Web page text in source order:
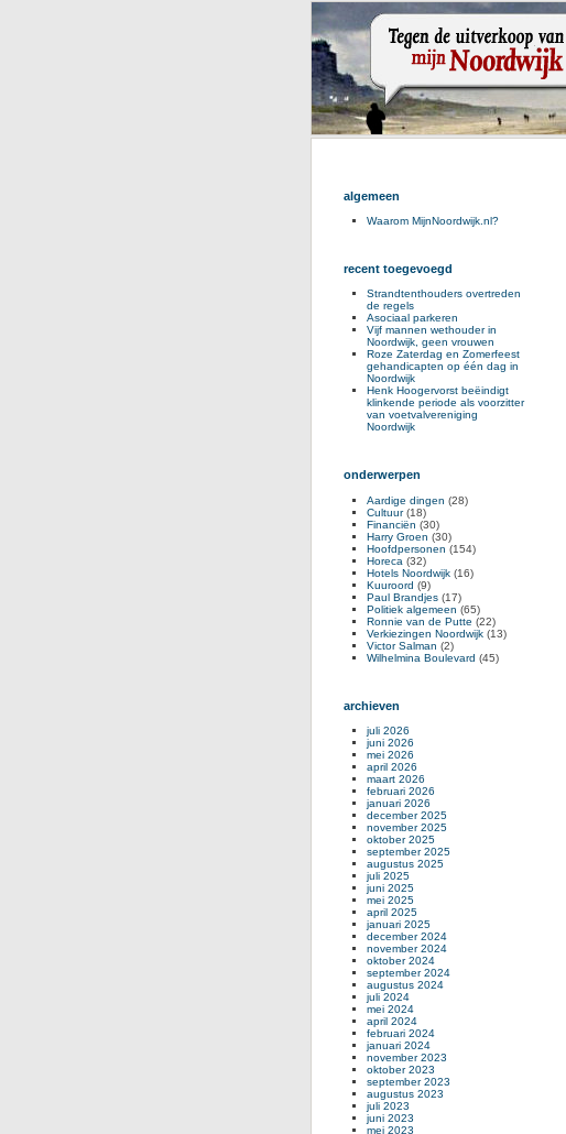
algemeen
Waarom MijnNoordwijk.nl?
recent toegevoegd
Strandtenthouders overtreden
de regels
Asociaal parkeren
Vijf mannen wethouder in
Noordwijk, geen vrouwen
Roze Zaterdag en Zomerfeest
gehandicapten op één dag in
Noordwijk
Henk Hoogervorst beëindigt
klinkende periode als voorzitter
van voetvalvereniging
Noordwijk
onderwerpen
Aardige dingen (28)
Cultuur(18)
Financiën (30)
Harry Groen (30)
Hoofdpersonen (154)
Horeca (32)
Hotels Noordwijk (16)
Kuuroord (9)
Paul Brandjes (17)
Politiek algemeen (65)
Ronnie van de Putte (22)
Verkiezingen Noordwijk (13)
Victor Salman (2)
Wilhelmina Boulevard (45)
archieven
juli 2026
juni 2026
mei 2026
april 2026
maart 2026
februari 2026
januari 2026
december 2025
november 2025
oktober 2025
september 2025
augustus 2025
juli 2025
juni 2025
mei 2025
april 2025
januari 2025
december 2024
november 2024
oktober 2024
september 2024
augustus 2024
juli 2024
mei 2024
april 2024
februari 2024
januari 2024
november 2023
oktober 2023
september 2023
augustus 2023
juli 2023
juni 2023
mei 2023